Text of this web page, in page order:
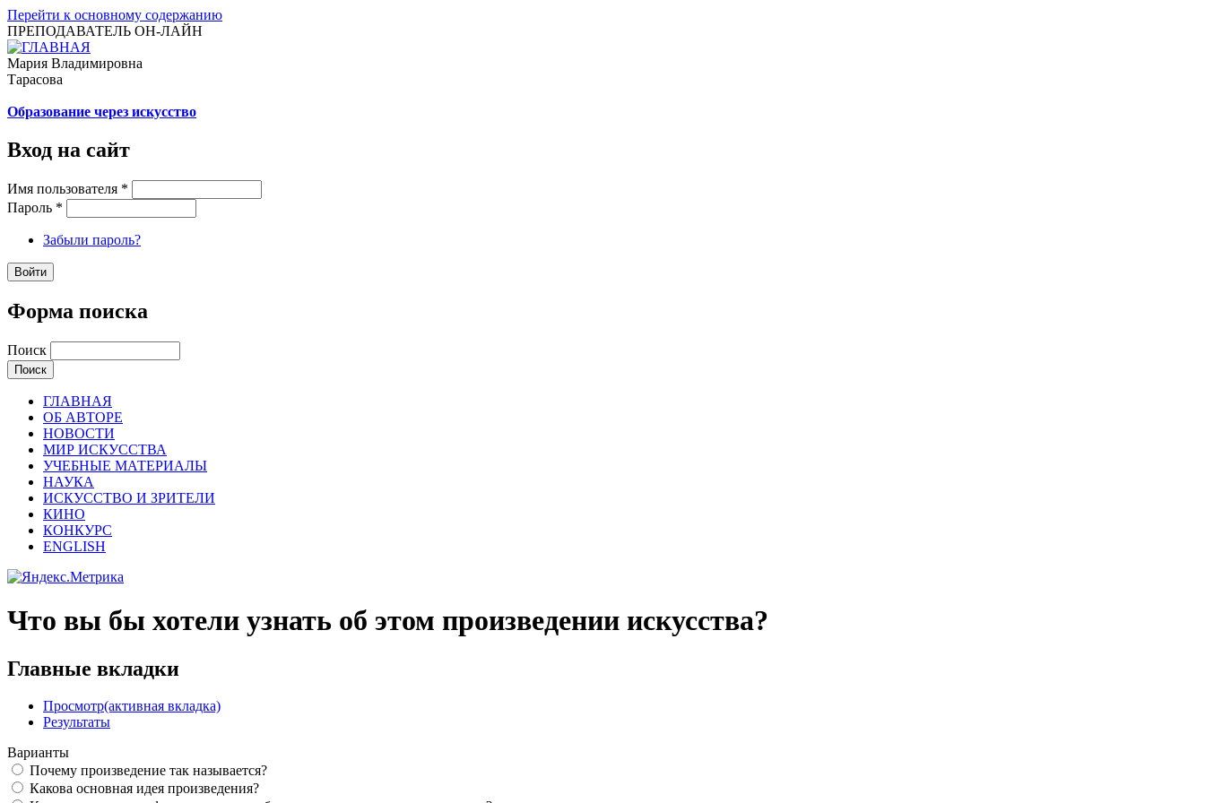
Перейти к основному содержанию
ПРЕПОДАВАТЕЛЬ ОН-ЛАЙН
Мария Владимировна
Тарасова
Образование через искусство
Вход на сайт
Имя пользователя *
Пароль *
Забыли пароль?
Форма поиска
Поиск
ГЛАВНАЯ
ОБ АВТОРЕ
НОВОСТИ
МИР ИСКУССТВА
УЧЕБНЫЕ МАТЕРИАЛЫ
НАУКА
ИСКУССТВО И ЗРИТЕЛИ
КИНО
КОНКУРС
ENGLISH
Что вы бы хотели узнать об этом произведении искусства?
Главные вкладки
Просмотр(активная вкладка)
Результаты
Варианты
Почему произведение так называется?
Какова основная идея произведения?